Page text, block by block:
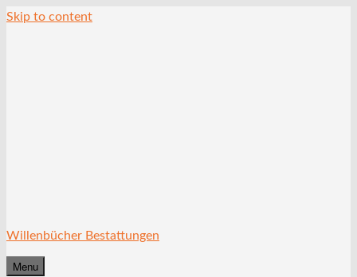
Skip to content
Willenbücher Bestattungen
Menu